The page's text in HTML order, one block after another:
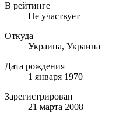
В рейтинге
Не участвует
Откуда
Украина, Украина
Дата рождения
1 января 1970
Зарегистрирован
21 марта 2008